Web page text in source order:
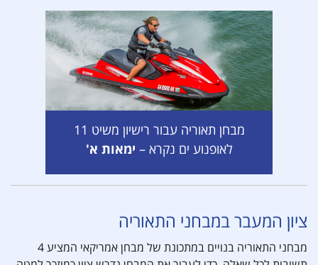
מבחן תאוריה עבור רישיון משיט 11
לאופנוע ים נקרא – ימאות א'
ציון המעבר במבחני התאוריה
מבחני התאוריה בנויים במתכונת של מבחן אמריקאי המציע 4